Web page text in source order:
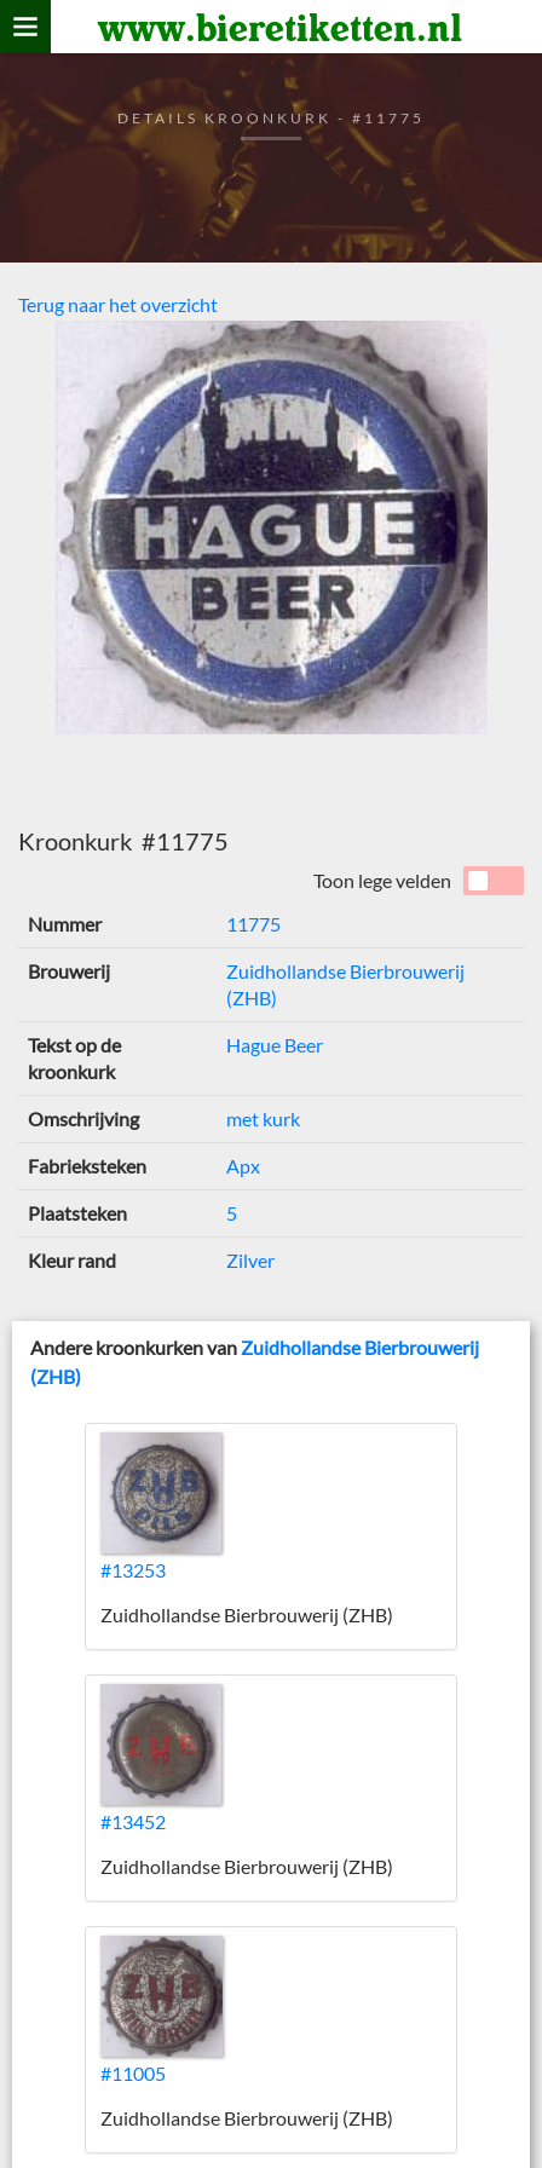
www.bieretiketten.nl
Home
De bierkaart
DETAILS KROONKURK - #11775
Terug naar het overzicht
Kroonkurk #11775
Toon lege velden
Nummer
11775
Brouwerij
Zuidhollandse Bierbrouwerij
(ZHB)
Tekst op de
kroonkurk
Hague Beer
Omschrijving met kurk
Fabrieksteken Apx
Plaatsteken 5
Kleur rand Zilver
Andere kroonkurken vanZuidhollandse Bierbrouwerij
(ZHB)
#13253
Zuidhollandse Bierbrouwerij (ZHB)
#13452
Zuidhollandse Bierbrouwerij (ZHB)
#11005
Zuidhollandse Bierbrouwerij (ZHB)